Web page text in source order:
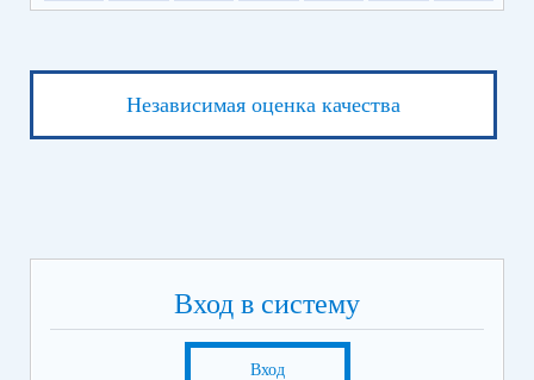
Независимая оценка качества
Вход в систему
Вход